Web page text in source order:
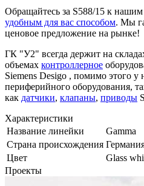
Обращайтесь за S588/15 к
удобным для вас способом. Мы
ценовое предложение на рынке!
ГК "У2" всегда держит на
объемах контроллерное
Siemens Desigo , помимо этого у
периферийного оборудования,
как датчики, клапаны, приводы
Характеристики
Название линейки
Gamma
Страна происхождения
Цвет
Glass
Проекты